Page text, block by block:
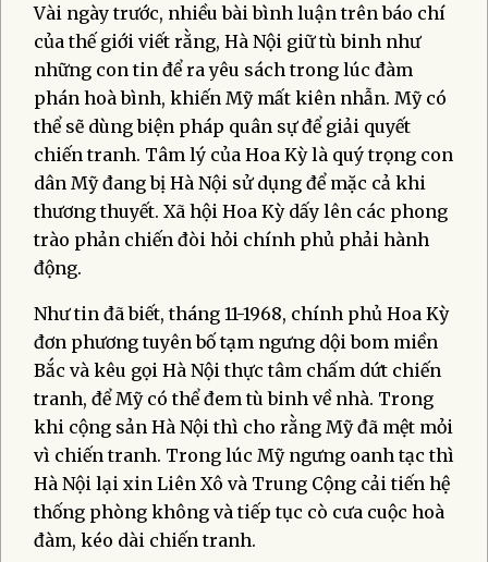
Vài ngày trước, nhiều bài bình luận trên báo chí
của thế giới viết rằng, Hà Nội giữ tù binh như
những con tin để ra yêu sách trong lúc đàm
phán hoà bình, khiến Mỹ mất kiên nhẫn. Mỹ có
thể sẽ dùng biện pháp quân sự để giải quyết
chiến tranh. Tâm lý của Hoa Kỳ là quý trọng con
dân Mỹ đang bị Hà Nội sử dụng để mặc cả khi
thương thuyết. Xã hội Hoa Kỳ dấy lên các phong
trào phản chiến đòi hỏi chính phủ phải hành
động.
Như tin đã biết, tháng 11-1968, chính phủ Hoa Kỳ
đơn phương tuyên bố tạm ngưng dội bom miền
Bắc và kêu gọi Hà Nội thực tâm chấm dứt chiến
tranh, để Mỹ có thể đem tù binh về nhà. Trong
khi cộng sản Hà Nội thì cho rằng Mỹ đã mệt mỏi
vì chiến tranh. Trong lúc Mỹ ngưng oanh tạc thì
Hà Nội lại xin Liên Xô và Trung Cộng cải tiến hệ
thống phòng không và tiếp tục cò cưa cuộc hoà
đàm, kéo dài chiến tranh.